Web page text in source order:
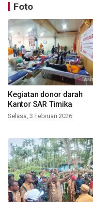
Foto
Kegiatan donor darah
Kantor SAR Timika
Selasa, 3 Februari 2026